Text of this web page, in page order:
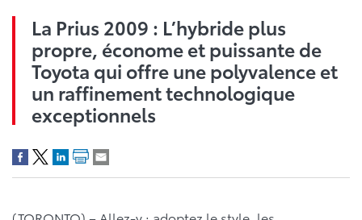
La Prius 2009 : L’hybride plus
propre, économe et puissante de
Toyota qui offre une polyvalence et
un raffinement technologique
exceptionnels